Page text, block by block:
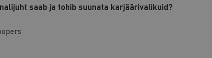
saab ja tohib suunata karjäärivalikuid?